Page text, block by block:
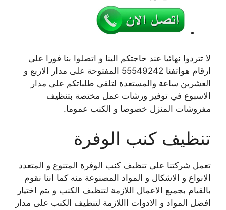
لا تتردوا نهائيا عند حاجتكم الينا و اتصلوا بنا فورا على
ارقام هواتفنا 55549242 المفتوحة على مدار الاربع و
العشرين ساعة والمستعدة لتلقي طلباتكم على مدار
الاسبوع في توفير ورشات عمل مختصة بتنظيف
مفروشات المنزل خصوصا و الكنب عموما.
تنظيف كنب الوفرة
تعمل شركتنا على تنظيف كنب الوفرة المتنوع و المتعدد
الانواع و الاشكال و المواد المصنوعة منه كما اننا نقوم
بالقيام بجميع الاعمال اللازمة لتنظيف الكنب و يتم اختيار
افضل المواد و الادوات االلازمة لتنظيف الكنب على مدار